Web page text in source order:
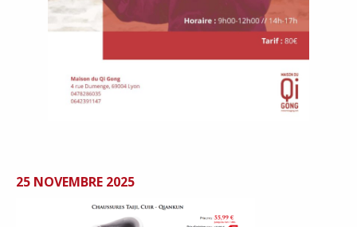
25 NOVEMBRE 2025